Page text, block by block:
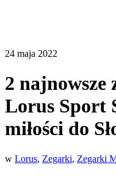
24 maja 2022
2 najnowsze
Lorus Sport
miłości do
w Lorus, Zegarki, Zegarki